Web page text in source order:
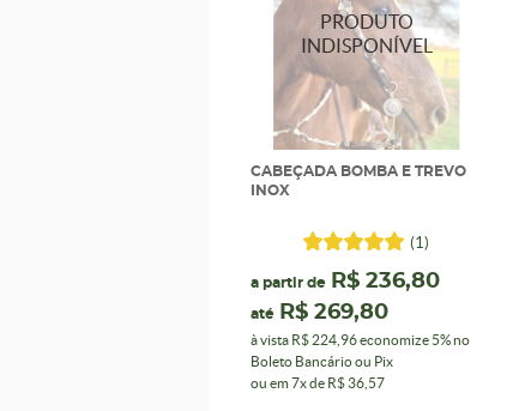
CABEÇADA BOMBA E TREVO
INOX
(1)
a partir de R$ 236,80
até R$ 269,80
à vista R$ 224,96economize 5%no
Boleto Bancário ou Pix
ou em 7xde R$ 36,57